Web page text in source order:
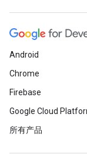
Android
Chrome
Firebase
Google Cloud
所有产品